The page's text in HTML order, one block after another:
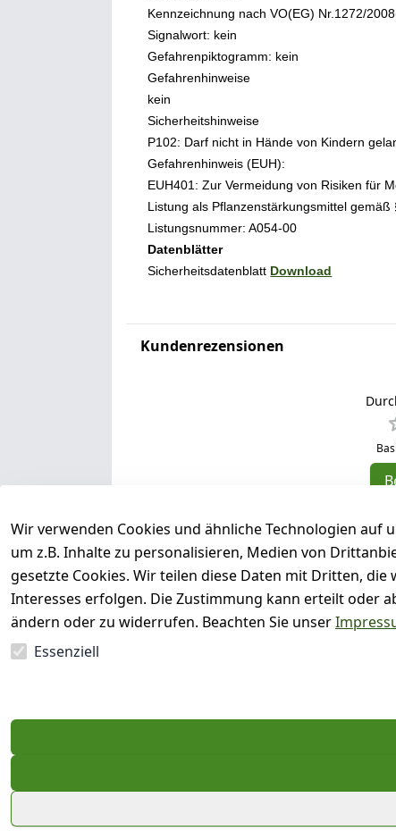
Kennzeichnung nach VO(EG) Nr.1272/
Signalwort: kein
Gefahrenpiktogramm: kein
Gefahrenhinweise
kein
Sicherheitshinweise
P102: Darf nicht in Hände von Kindern
Gefahrenhinweis (EUH):
EUH401: Zur Vermeidung von Risiken für
Listung als Pflanzenstärkungsmittel gemäß
Listungsnummer: A054-00
Datenblätter
Sicherheitsdatenblatt Download
Kundenrezensionen
5
4
1
EU-Verantwortliche Person -
Wir verwenden Cookies und ähnliche Technologien auf
um z.B. Inhalte zu personalisieren, Medien von
gesetzte Cookies. Wir teilen diese Daten mit Dritten,
Interesses erfolgen. Die Zustimmung kann erteilt oder
ändern oder zu widerrufen. Beachten Sie unser
Essenziell